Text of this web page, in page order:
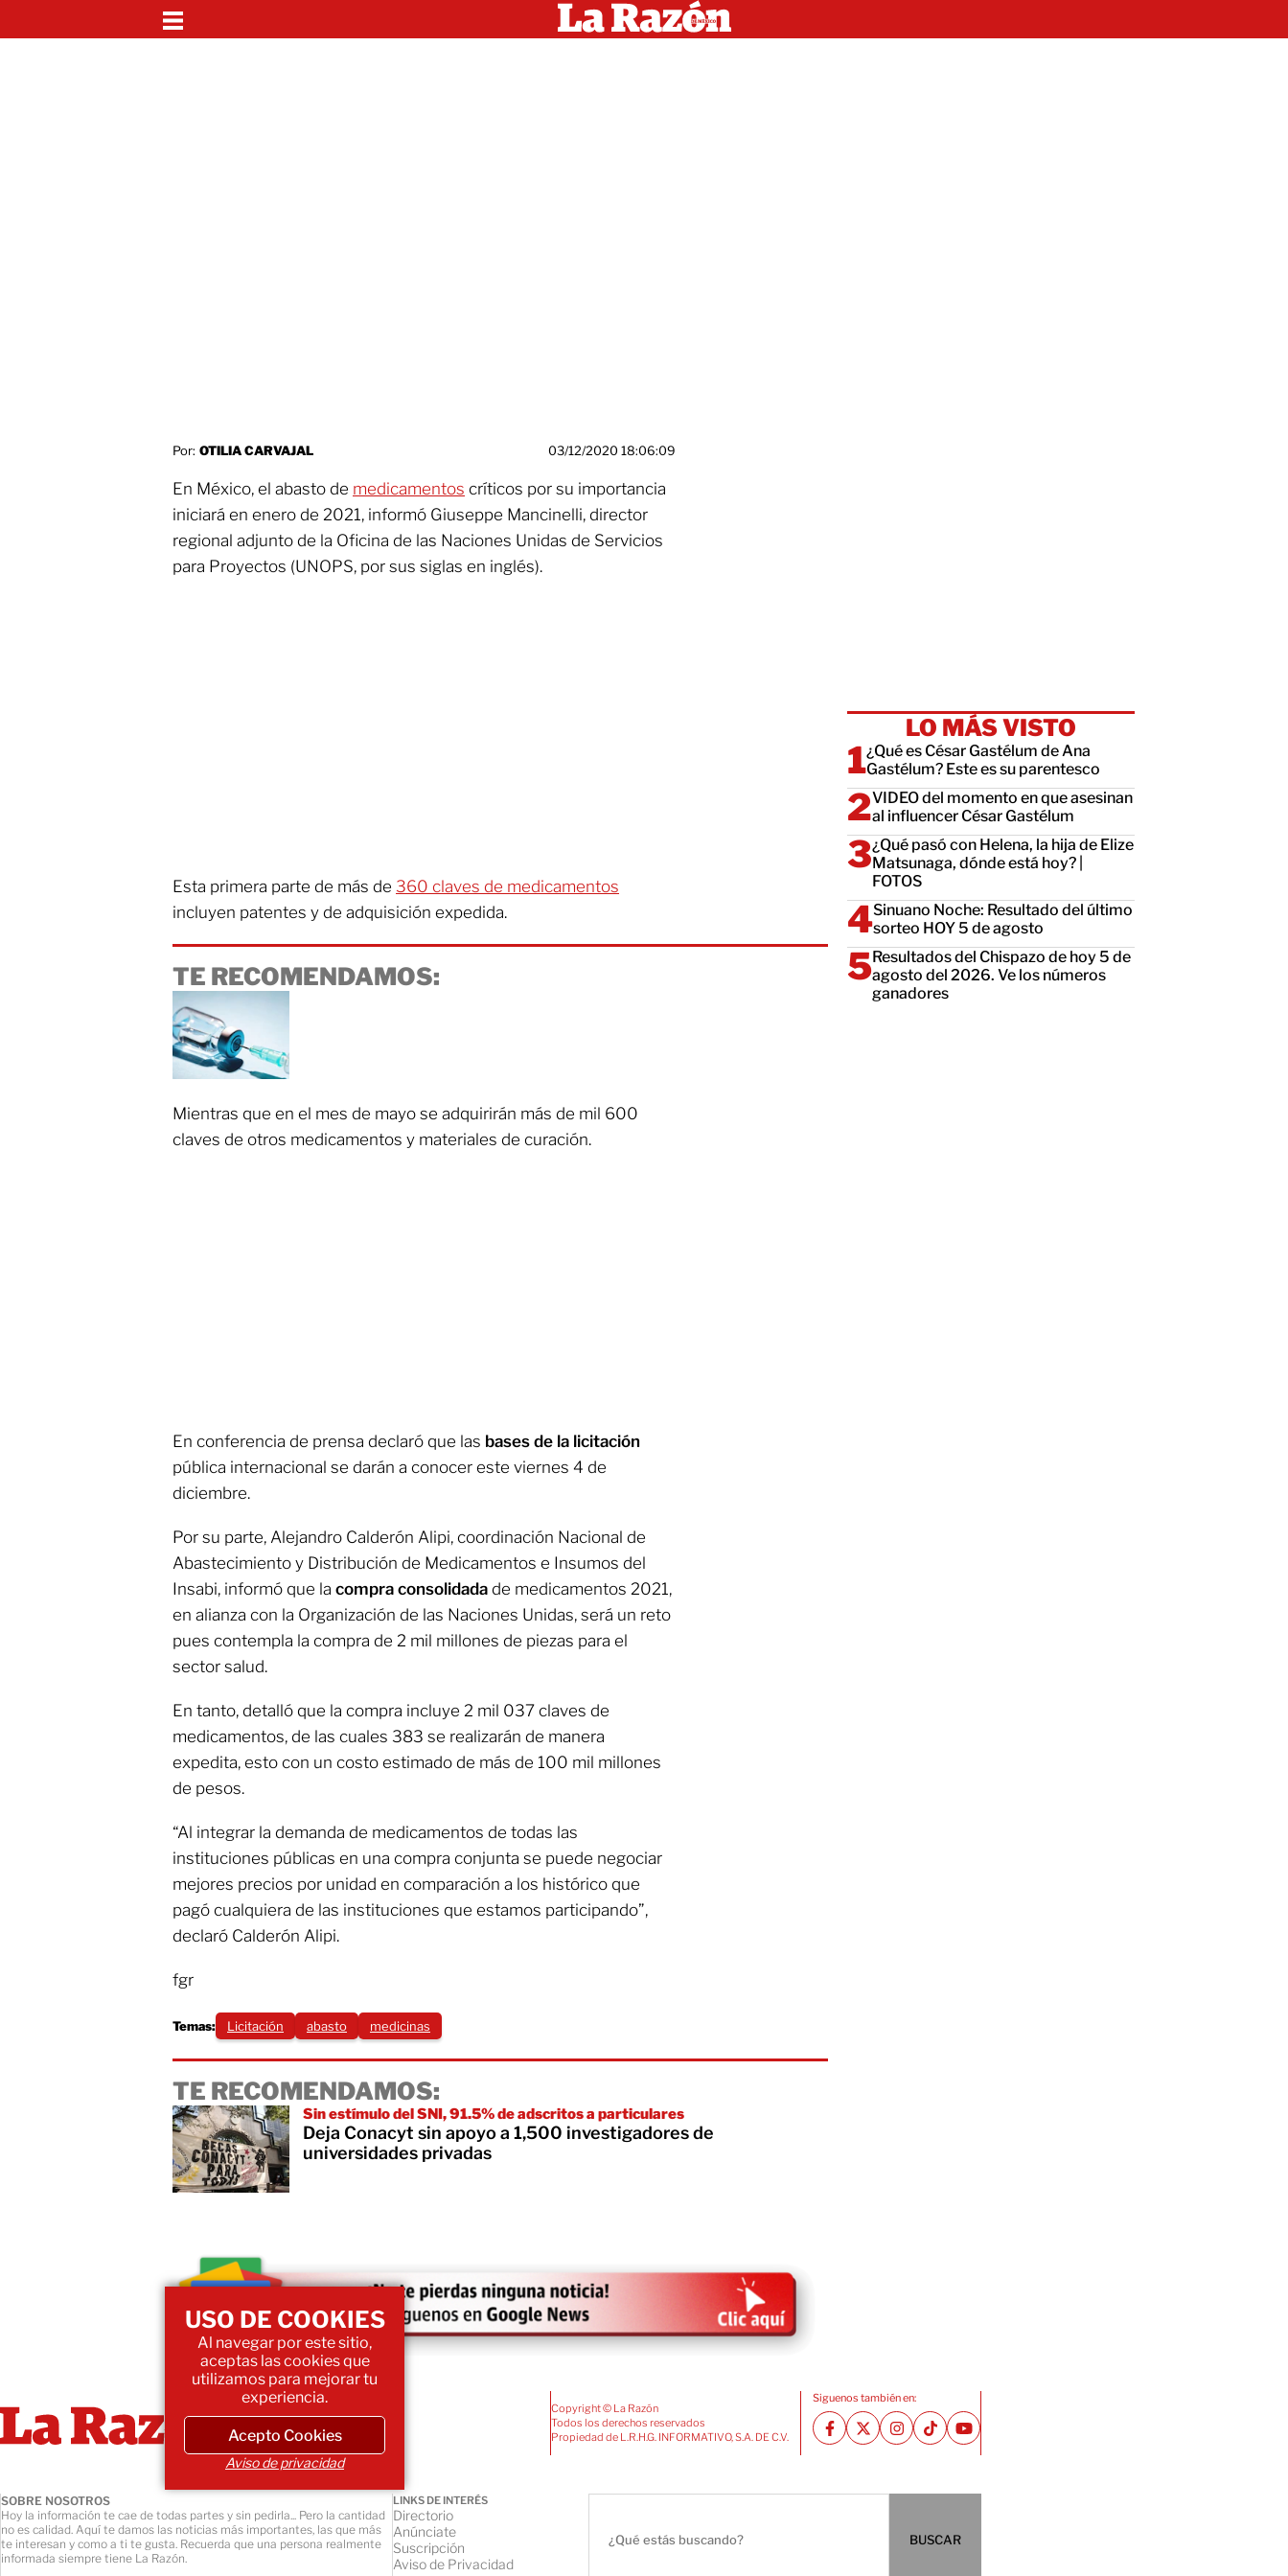
Por: OTILIA CARVAJAL 03/12/2020 18:06:09
En México, el abasto de medicamentos críticos por su importancia
iniciará en enero de 2021, informó Giuseppe Mancinelli, director
regional adjunto de la Oficina de las Naciones Unidas de Servicios
para Proyectos (UNOPS, por sus siglas en inglés).
Esta primera parte de más de 360 claves de medicamentos
incluyen patentes y de adquisición expedida.
TE RECOMENDAMOS:
Mientras que en el mes de mayo se adquirirán más de mil 600
claves de otros medicamentos y materiales de curación.
En conferencia de prensa declaró que las bases de la licitación
pública internacional se darán a conocer este viernes 4 de
diciembre.
Por su parte, Alejandro Calderón Alipi, coordinación Nacional de
Abastecimiento y Distribución de Medicamentos e Insumos del
Insabi, informó que la compra consolidada de medicamentos 2021,
en alianza con la Organización de las Naciones Unidas, será un reto
pues contempla la compra de 2 mil millones de piezas para el
sector salud.
En tanto, detalló que la compra incluye 2 mil 037 claves de
medicamentos, de las cuales 383 se realizarán de manera
expedita, esto con un costo estimado de más de 100 mil millones
de pesos.
“Al integrar la demanda de medicamentos de todas las
instituciones públicas en una compra conjunta se puede negociar
mejores precios por unidad en comparación a los histórico que
pagó cualquiera de las instituciones que estamos participando”,
declaró Calderón Alipi.
fgr
Temas: Licitación abasto medicinas
TE RECOMENDAMOS:
Sin estímulo del SNI, 91.5% de adscritos a particulares
Deja Conacyt sin apoyo a 1,500 investigadores de
universidades privadas
LO MÁS VISTO
¿Qué es César Gastélum de Ana
Gastélum? Este es su parentesco
VIDEO del momento en que asesinan
al influencer César Gastélum
¿Qué pasó con Helena, la hija de Elize
Matsunaga, dónde está hoy? |
FOTOS
Sinuano Noche: Resultado del último
sorteo HOY 5 de agosto
Resultados del Chispazo de hoy 5 de
agosto del 2026. Ve los números
ganadores
Copyright © La Razón
Todos los derechos reservados
Propiedad de L.R.H.G. INFORMATIVO, S.A. DE C.V.
Siguenos también en:
SOBRE NOSOTROS
Hoy la información te cae de todas partes y sin pedirla... Pero la cantidad
no es calidad. Aquí te damos las noticias más importantes, las que más
te interesan y como a ti te gusta. Recuerda que una persona realmente
informada siempre tiene La Razón.
LINKS DE INTERÉS
Directorio
Anúnciate
Suscripción
Aviso de Privacidad
BUSCAR
USO DE COOKIES
Al navegar por este sitio,
aceptas las cookies que
utilizamos para mejorar tu
experiencia.
Acepto Cookies
Aviso de privacidad